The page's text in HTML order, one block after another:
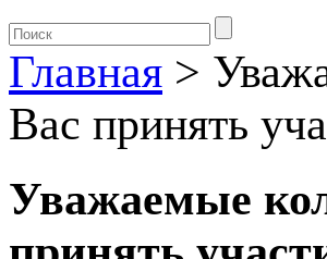
Главная >
Вас принять
Уважаемые